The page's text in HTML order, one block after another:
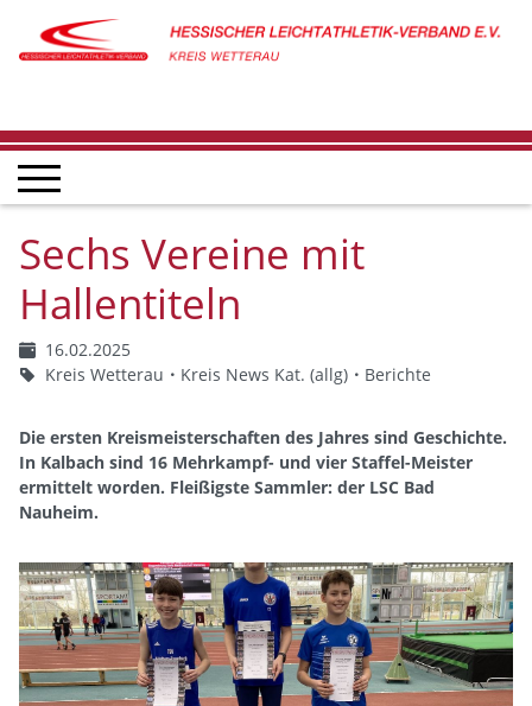
Sechs Vereine mit
Hallentiteln
16.02.2025
Kreis Wetterau
Kreis News Kat. (allg) Berichte
Die ersten Kreismeisterschaften des Jahres sind Geschichte.
In Kalbach sind 16 Mehrkampf- und vier Staffel-Meister
ermittelt worden. Fleißigste Sammler: der LSC Bad
Nauheim.